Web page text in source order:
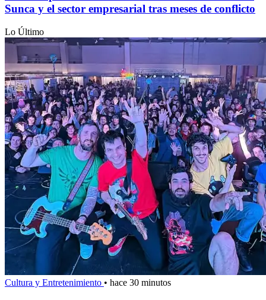
Sunca y el sector empresarial tras meses de conflicto
Lo Último
Cultura y Entretenimiento • hace 30 minutos